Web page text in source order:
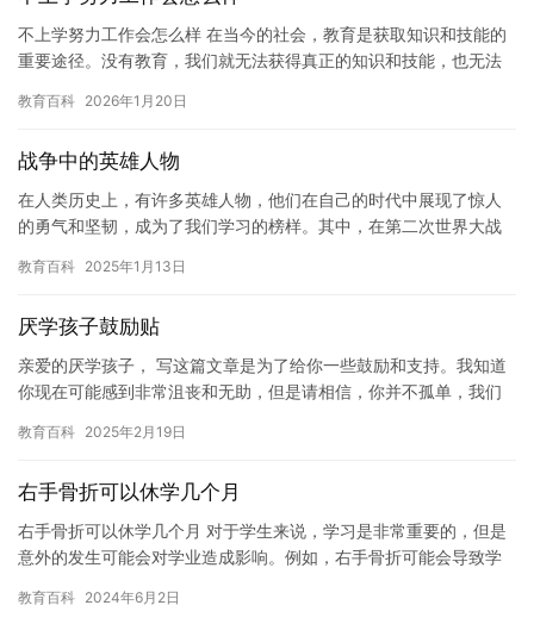
不上学努力工作会怎么样 在当今的社会，教育是获取知识和技能的
重要途径。没有教育，我们就无法获得真正的知识和技能，也无法
是，如…
教育百科 2026年1月20日
战争中的英雄人物
在人类历史上，有许多英雄人物，他们在自己的时代中展现了惊人
的勇气和坚韧，成为了我们学习的榜样。其中，在第二次世界大战
局，也…
教育百科 2025年1月13日
厌学孩子鼓励贴
亲爱的厌学孩子， 写这篇文章是为了给你一些鼓励和支持。我知道
你现在可能感到非常沮丧和无助，但是请相信，你并不孤单，我们
它…
教育百科 2025年2月19日
右手骨折可以休学几个月
右手骨折可以休学几个月 对于学生来说，学习是非常重要的，但是
意外的发生可能会对学业造成影响。例如，右手骨折可能会导致学
我们…
教育百科 2024年6月2日